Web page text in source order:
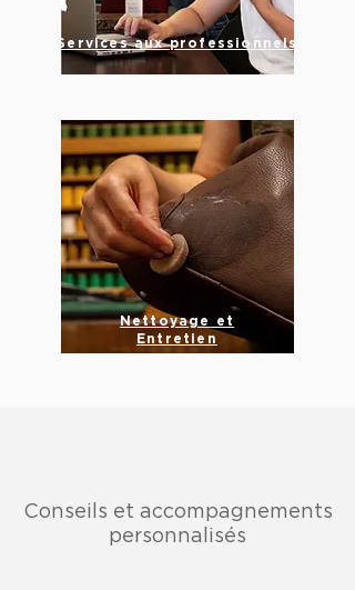
Services aux professionnels
Nettoyage
et
Entretien
Conseils et accompagnements
personnalisés